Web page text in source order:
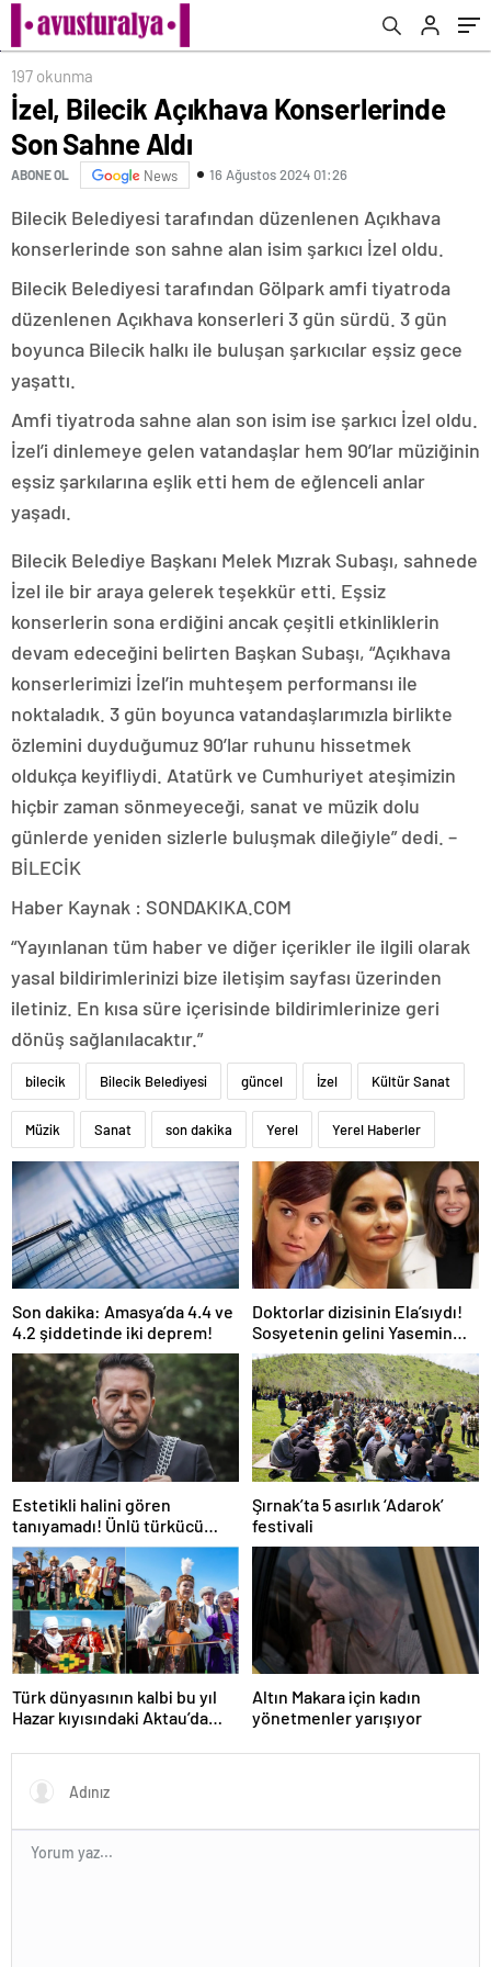
197 okunma
İzel, Bilecik Açıkhava Konserlerinde
Son Sahne Aldı
ABONE OL News 16 Ağustos 2024 01:26
Bilecik Belediyesi tarafından düzenlenen Açıkhava
konserlerinde son sahne alan isim şarkıcı İzel oldu.
Bilecik Belediyesi tarafından Gölpark amfi tiyatroda
düzenlenen Açıkhava konserleri 3 gün sürdü. 3 gün
boyunca Bilecik halkı ile buluşan şarkıcılar eşsiz gece
yaşattı.
Amfi tiyatroda sahne alan son isim ise şarkıcı İzel oldu.
İzel’i dinlemeye gelen vatandaşlar hem 90’lar müziğinin
eşsiz şarkılarına eşlik etti hem de eğlenceli anlar
yaşadı.
Bilecik Belediye Başkanı Melek Mızrak Subaşı, sahnede
İzel ile bir araya gelerek teşekkür etti. Eşsiz
konserlerin sona erdiğini ancak çeşitli etkinliklerin
devam edeceğini belirten Başkan Subaşı, “Açıkhava
konserlerimizi İzel’in muhteşem performansı ile
noktaladık. 3 gün boyunca vatandaşlarımızla birlikte
özlemini duyduğumuz 90’lar ruhunu hissetmek
oldukça keyifliydi. Atatürk ve Cumhuriyet ateşimizin
hiçbir zaman sönmeyeceği, sanat ve müzik dolu
günlerde yeniden sizlerle buluşmak dileğiyle” dedi. –
BİLECİK
Haber Kaynak : SONDAKIKA.COM
“Yayınlanan tüm haber ve diğer içerikler ile ilgili olarak
yasal bildirimlerinizi bize iletişim sayfası üzerinden
iletiniz. En kısa süre içerisinde bildirimlerinize geri
dönüş sağlanılacaktır.”
bilecik Bilecik Belediyesi güncel İzel Kültür Sanat
Müzik Sanat son dakika Yerel Yerel Haberler
Son dakika: Amasya’da 4.4 ve
4.2 şiddetinde iki deprem!
Doktorlar dizisinin Ela’sıydı!
Sosyetenin gelini Yasemin
Özilhan’ın evi hayran bıraktı!
Estetikli halini gören
tanıyamadı! Ünlü türkücü
Nihat Doğan 10 yaş gençleşti
Şırnak’ta 5 asırlık ‘Adarok’
festivali
Türk dünyasının kalbi bu yıl
Hazar kıyısındaki Aktau’da
Altın Makara için kadın
yönetmenler yarışıyor